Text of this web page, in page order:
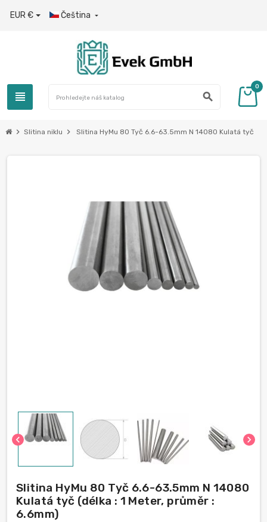
EUR € Čeština 
view_headline search
0
chevron_right Slitina niklu chevron_right Slitina HyMu 80 Tyč 6.6-63.5mm N 14080 Kulatá tyč
chevron_left chevron_right
Slitina HyMu 80 Tyč 6.6-63.5mm N 14080
Kulatá tyč (délka : 1 Meter, průměr :
6.6mm)